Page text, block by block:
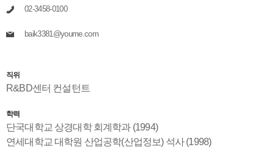
02-3458-0100
baik3381@youme.com
직위
R&BD센터 컨설턴트
학력
단국대학교 상경대학 회계학과 (1994)
연세대학교 대학원 산업공학(산업정보) 석사 (1998)